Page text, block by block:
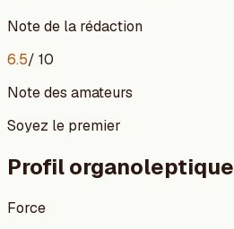
Note de la rédaction
6.5/ 10
Note des amateurs
Soyez le premier
Profil organoleptique
Force